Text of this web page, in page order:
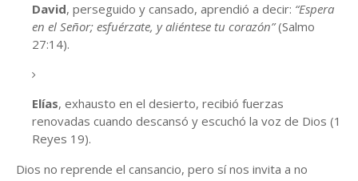
David, perseguido y cansado, aprendió a decir: “Espera
en el Señor; esfuérzate, y aliéntese tu corazón”(Salmo
27:14).
Elías, exhausto en el desierto, recibió fuerzas
renovadas cuando descansó y escuchó la voz de Dios (1
Reyes 19).
Dios no reprende el cansancio, pero sí nos invita a no